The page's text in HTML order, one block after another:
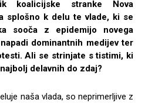
koalicijske stranke Nova
splošno k delu te vlade, ki se
sooča z epidemijo novega
dominantnih medijev ter
Ali se strinjate s tistimi, ki
delavnih do zdaj?
naša vlada, so neprimerljive z